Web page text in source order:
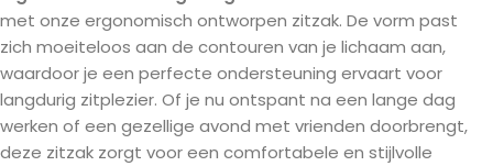
met onze ergonomisch ontworpen zitzak. De vorm past
zich moeiteloos aan de contouren van je lichaam aan,
waardoor je een perfecte ondersteuning ervaart voor
langdurig zitplezier. Of je nu ontspant na een lange dag
werken of een gezellige avond met vrienden doorbrengt,
deze zitzak zorgt voor een comfortabele en stijlvolle